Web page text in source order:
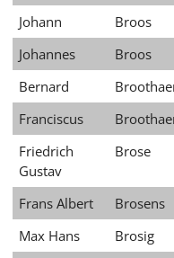
Johann Broos
Johannes
Broos
Bernard
Franciscus
Friedrich
Gustav
Brose
Frans Albert Brosens
Max Hans
Brosig